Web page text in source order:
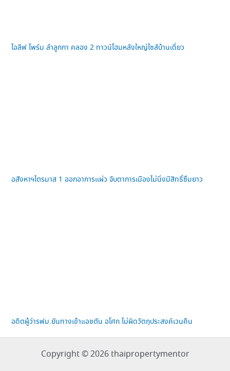
ไอลีฟ ไพร์ม ลำลูกกา คลอง 2 ทาวน์โฮมหลังใหญ่ไซส์บ้านเดี่ยว
อสังหาฯไตรมาส 1 ออกอาการแผ่ว จับตาการเมืองไม่นิ่งมีสิทธิ์ซึมยาว
อดีตผู้ว่ารฟม.ยันทางเข้าแอชตัน อโศก ไม่ผิดวัตถุประสงค์เวนคืน
Copyright © 2026 thaipropertymentor